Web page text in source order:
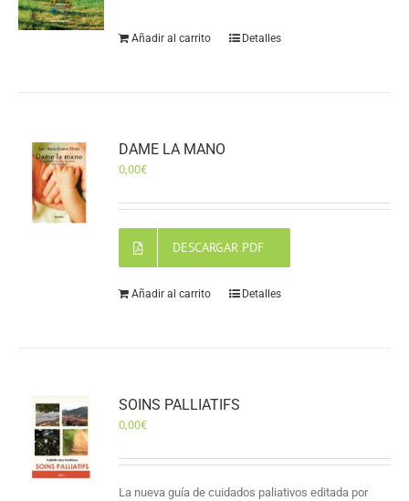
Añadir al carrito Detalles
DAME LA MANO
0,00€
DESCARGAR PDF
Añadir al carrito Detalles
SOINS PALLIATIFS
0,00€
La nueva guía de cuidados paliativos editada por